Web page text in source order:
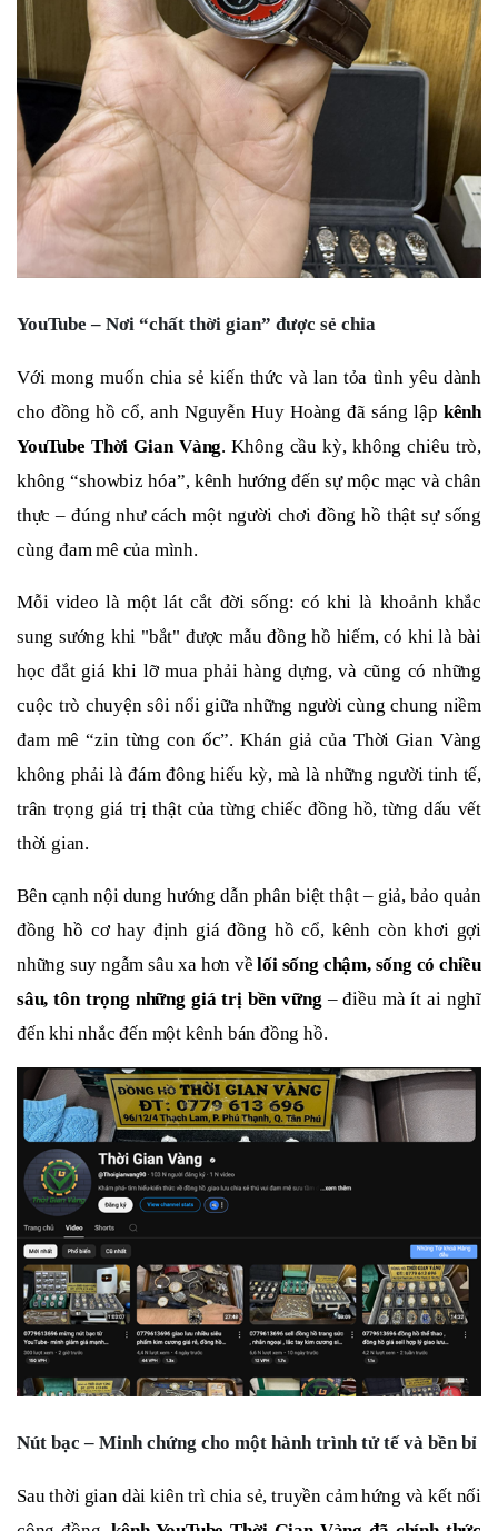
YouTube – Nơi “chất thời gian” được sẻ chia
Với mong muốn chia sẻ kiến thức và lan tỏa tình yêu dành
cho đồng hồ cổ, anh Nguyễn Huy Hoàng đã sáng lập kênh
YouTube Thời Gian Vàng. Không cầu kỳ, không chiêu trò,
không “showbiz hóa”, kênh hướng đến sự mộc mạc và chân
thực – đúng như cách một người chơi đồng hồ thật sự sống
cùng đam mê của mình.
Mỗi video là một lát cắt đời sống: có khi là khoảnh khắc
sung sướng khi "bắt" được mẫu đồng hồ hiếm, có khi là bài
học đắt giá khi lỡ mua phải hàng dựng, và cũng có những
cuộc trò chuyện sôi nổi giữa những người cùng chung niềm
đam mê “zin từng con ốc”. Khán giả của Thời Gian Vàng
không phải là đám đông hiếu kỳ, mà là những người tinh tế,
trân trọng giá trị thật của từng chiếc đồng hồ, từng dấu vết
thời gian.
Bên cạnh nội dung hướng dẫn phân biệt thật – giả, bảo quản
đồng hồ cơ hay định giá đồng hồ cổ, kênh còn khơi gợi
những suy ngẫm sâu xa hơn vềlối sống chậm, sống có chiều
sâu, tôn trọng những giá trị bền vững – điều mà ít ai nghĩ
đến khi nhắc đến một kênh bán đồng hồ.
Nút bạc – Minh chứng cho một hành trình tử tế và bền bỉ
Sau thời gian dài kiên trì chia sẻ, truyền cảm hứng và kết nối